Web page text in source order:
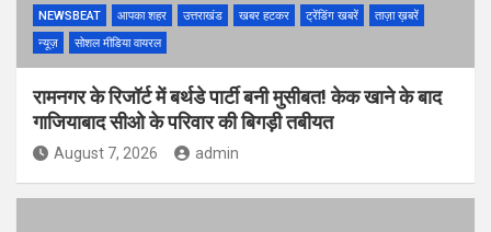
NEWSBEAT आपका शहर उत्तराखंड खबर हटकर ट्रेंडिंग खबरें
ताज़ा ख़बरें
न्यूज़
सोशल मीडिया वायरल
रामनगर के रिजॉर्ट में बर्थडे पार्टी बनी मुसीबत! केक खाने के बाद
गाजियाबाद सीओ के परिवार की बिगड़ी तबीयत
August 7, 2026 admin